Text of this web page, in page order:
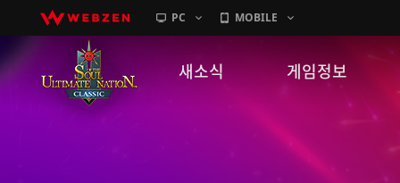
PC MOBILE
새소식 게임정보
캐릭터소개